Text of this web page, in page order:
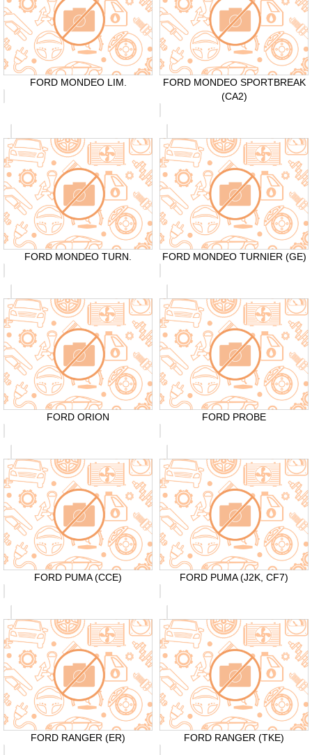
FORD MONDEO LIM.
FORD MONDEO SPORTBREAK
(CA2)
FORD MONDEO TURN. FORD MONDEO TURNIER (GE)
FORD ORION FORD PROBE
FORD PUMA (CCE) FORD PUMA (J2K, CF7)
FORD RANGER (ER) FORD RANGER (TKE)